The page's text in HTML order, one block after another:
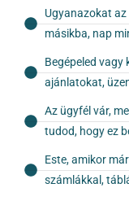
Ugyanazokat
másikba, nap
Begépeled
ajánlatokat,
Az ügyfél vár,
tudod, hogy ez
Este, amikor
számlákkal,